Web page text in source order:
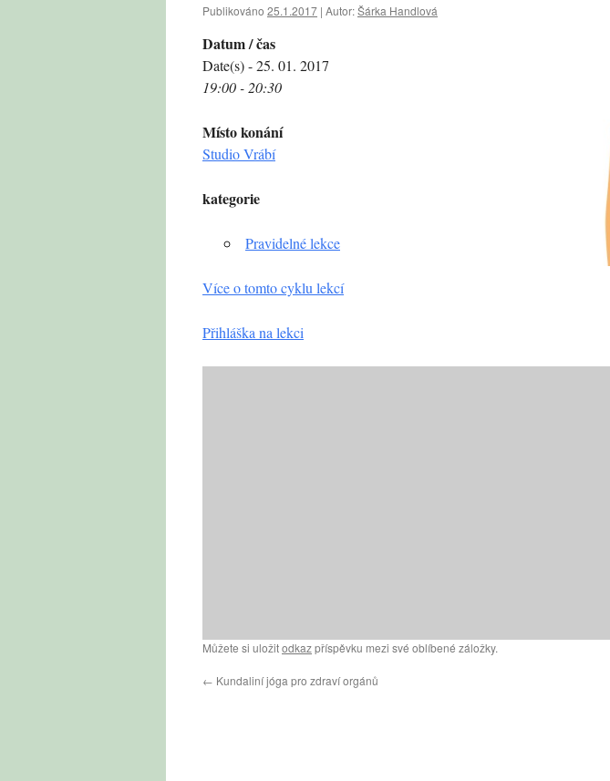
Publikováno 25.1.2017 | Autor:Šárka Handlová
Datum / čas
Date(s) - 25. 01. 2017
19:00 - 20:30
Místo konání
Studio Vrábí
kategorie
Pravidelné lekce
Více o tomto cyklu lekcí
Přihláška na lekci
Můžete si uložitodkazpříspěvku mezi své oblíbené záložky.
← Kundaliní jóga pro zdraví orgánů